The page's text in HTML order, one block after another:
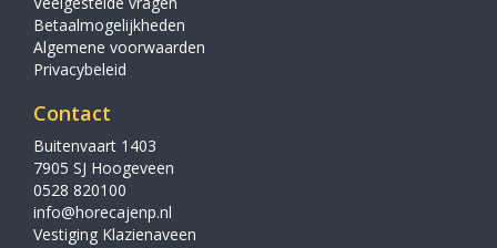
Betaalmogelijkheden
Algemene voorwaarden
Privacybeleid
Contact
Buitenvaart 1403
7905 SJ Hoogeveen
0528 820100
info@horecajenp.nl
Vestiging Klazienaveen